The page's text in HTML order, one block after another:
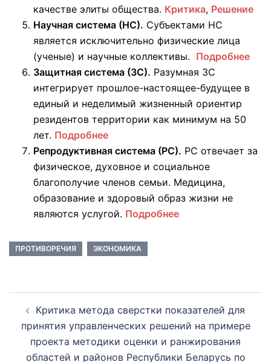
качестве элиты общества. Критика, Решение
Научная система (НС). Субъектами НС
является исключительно физические лица
(ученые) и научные коллективы. Подробнее
Защитная система (ЗС). Разумная ЗС
интегрирует прошлое-настоящее-будущее в
единый и неделимый жизненный ориентир
резидентов территории как минимум на 50
лет. Подробнее
Репродуктивная система (РС). РС отвечает за
физическое, духовное и социальное
благополучие членов семьи. Медицина,
образование и здоровый образ жизни не
являются услугой. Подробнее
ПРОТИВОРЕЧИЯ ЭКОНОМИКА
Навигация
по
записям
Критика метода сверстки показателей для
принятия управленческих решений на примере
проекта методики оценки и ранжирования
областей и районов Республики Беларусь по